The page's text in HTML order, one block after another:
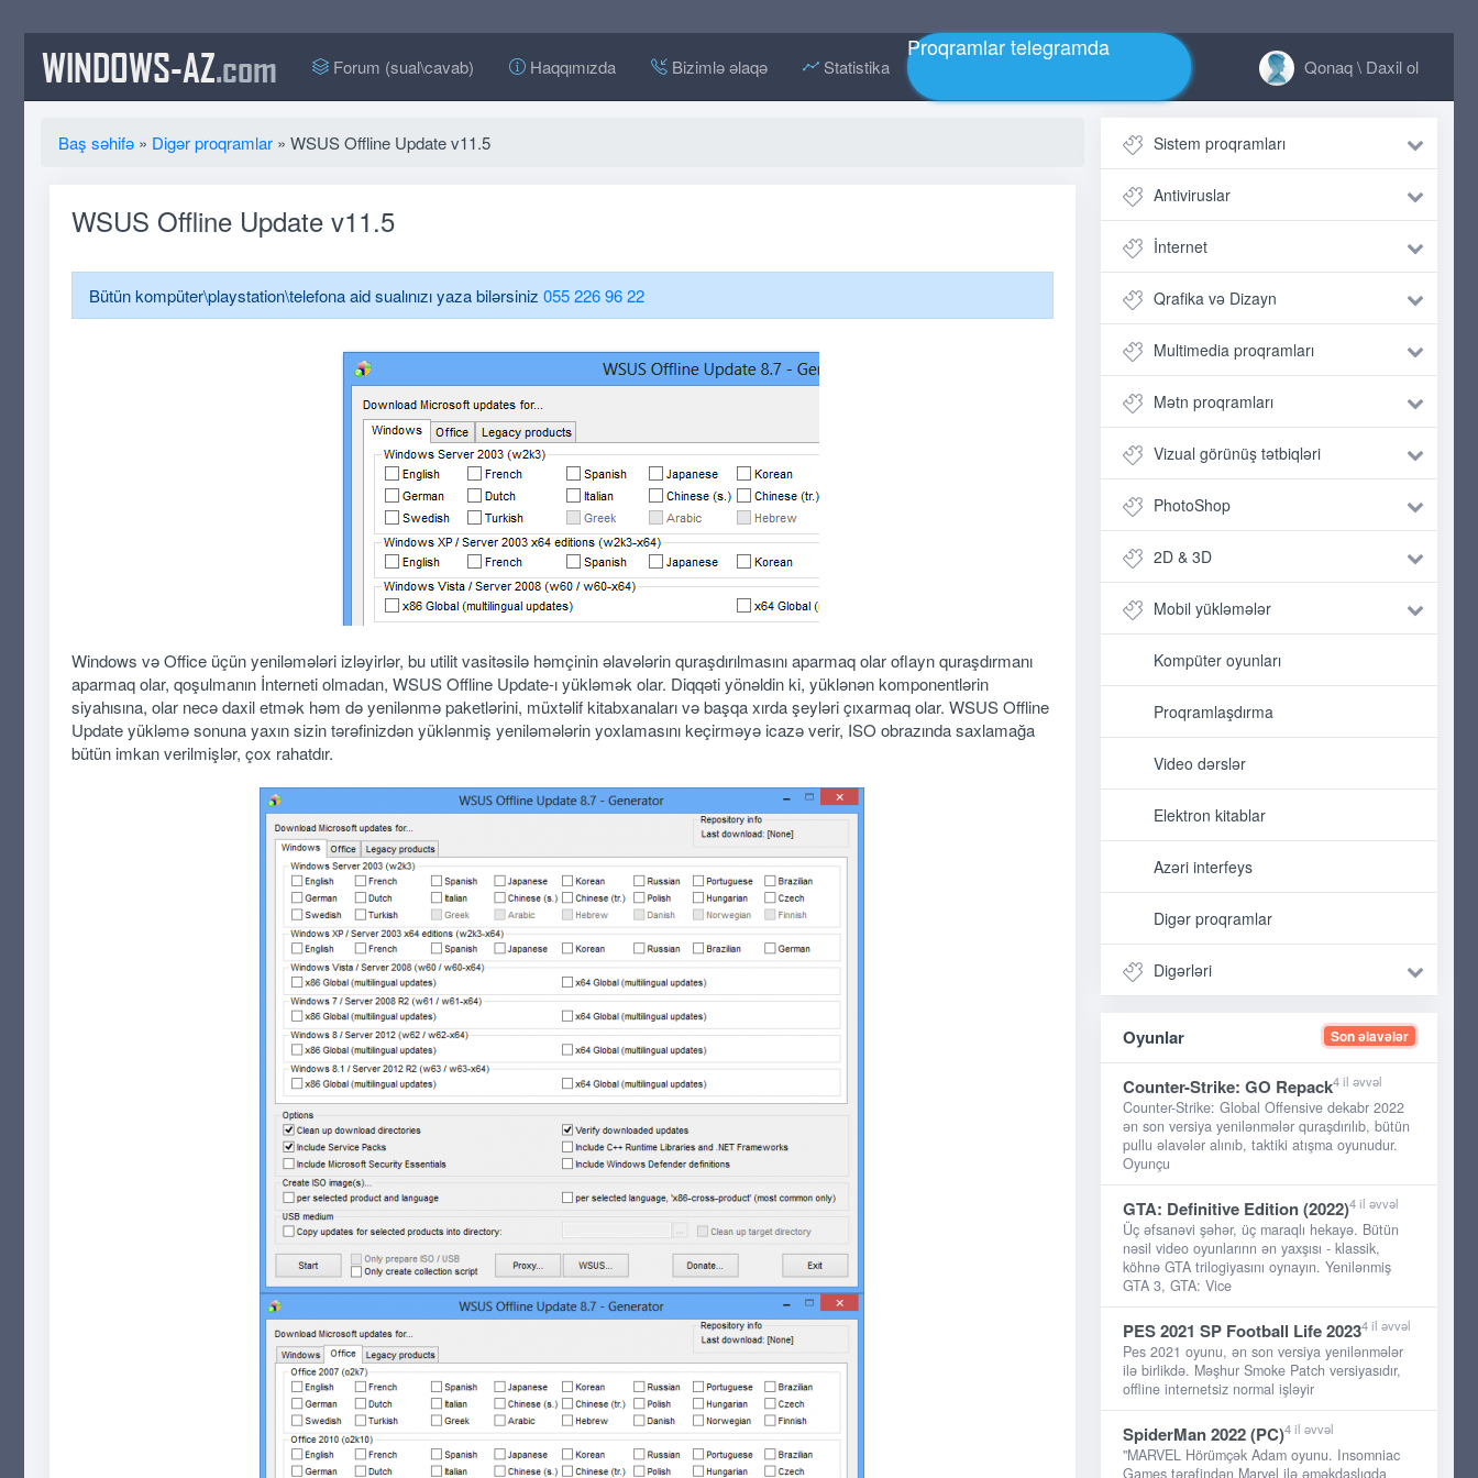
WINDOWS-AZ.com Forum (sual\cavab) Haqqımızda Bizimlə əlaqə Statistika
Proqramlar telegramda
Qonaq \ Daxil ol
Baş səhifə » Digər proqramlar » WSUS Offline Update v11.5
WSUS Offline Update v11.5
Bütün kompüter\playstation\telefona aid sualınızı yaza bilərsiniz 055 226 96 22
Windows və Office üçün yeniləmələri izləyirlər, bu utilit vasitəsilə həmçinin əlavələrin quraşdırılmasını aparmaq olar oflayn quraşdırmanı
aparmaq olar, qoşulmanın İnterneti olmadan, WSUS Offline Update-ı yükləmək olar. Diqqəti yönəldin ki, yüklənən komponentlərin
siyahısına, olar necə daxil etmək həm də yenilənmə paketlərini, müxtəlif kitabxanaları və başqa xırda şeyləri çıxarmaq olar. WSUS Offline
Update yükləmə sonuna yaxın sizin tərəfinizdən yüklənmiş yeniləmələrin yoxlamasını keçirməyə icazə verir, ISO obrazında saxlamağa
bütün imkan verilmişlər, çox rahatdır.
Sistem proqramları
Antiviruslar
İnternet
Qrafika və Dizayn
Multimedia proqramları
Mətn proqramları
Vizual görünüş tətbiqləri
PhotoShop
2D & 3D
Mobil yükləmələr
Kompüter oyunları
Proqramlaşdırma
Video dərslər
Elektron kitablar
Azəri interfeys
Digər proqramlar
Digərləri
Oyunlar Son əlavələr
Counter-Strike: GO Repack4 il əvvəl
Counter-Strike: Global Offensive dekabr 2022
ən son versiya yenilənmələr quraşdırılıb, bütün
pullu əlavələr alınıb, taktiki atışma oyunudur.
Oyunçu
GTA: Definitive Edition (2022)4 il əvvəl
Üç əfsanəvi şəhər, üç maraqlı hekayə. Bütün
nəsil video oyunlarınn ən yaxşısı - klassik,
köhnə GTA trilogiyasını oynayın. Yenilənmiş
GTA 3, GTA: Vice
PES 2021 SP Football Life 20234 il əvvəl
Pes 2021 oyunu, ən son versiya yenilənmələr
ilə birlikdə. Məşhur Smoke Patch versiyasıdır,
offline internetsiz normal işləyir
SpiderMan 2022 (PC)4 il əvvəl
"MARVEL Hörümçək Adam oyunu. Insomniac
Games tərəfindən Marvel ilə əməkdaşlıqda